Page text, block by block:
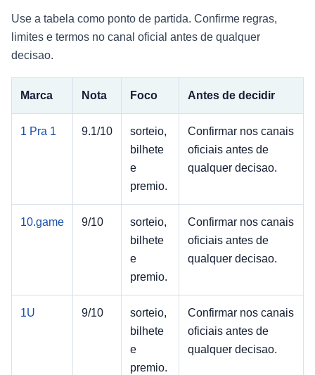
Use a tabela como ponto de partida. Confirme regras,
limites e termos no canal oficial antes de qualquer
decisao.
Marca Nota Foco Antes de decidir
1 Pra 1 9.1/10
sorteio,
bilhete
e
premio.
Confirmar nos canais
oficiais antes de
qualquer decisao.
10.game 9/10
sorteio,
bilhete
e
premio.
Confirmar nos canais
oficiais antes de
qualquer decisao.
1U 9/10
sorteio,
bilhete
e
premio.
Confirmar nos canais
oficiais antes de
qualquer decisao.